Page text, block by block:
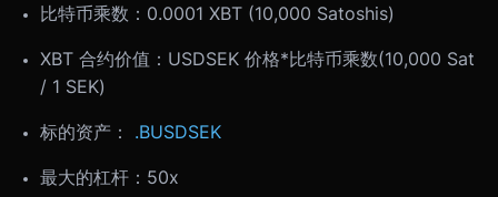
比特币乘数：0.0001 XBT (10,000 Satoshis)
XBT 合约价值：USDSEK 价格*比特币乘数(10,000 Sat
/ 1 SEK)
标的资产： .BUSDSEK
最大的杠杆：50x